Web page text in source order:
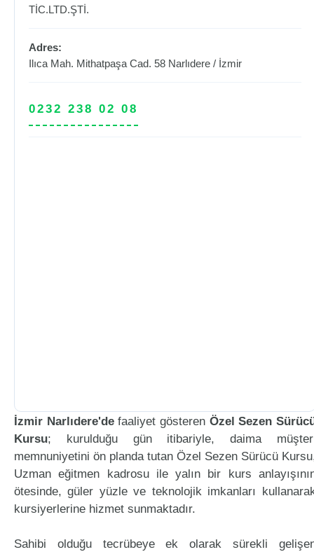
TİC.LTD.ŞTİ.
Adres:
Ilıca Mah. Mithatpaşa Cad. 58 Narlıdere / İzmir
0232 238 02 08
İzmir Narlıdere'defaaliyet gösteren Özel Sezen
Kursu; kurulduğu gün itibariyle, daima
memnuniyetini ön planda tutan Özel Sezen Sürücü
Uzman eğitmen kadrosu ile yalın bir kurs
ötesinde, güler yüzle ve teknolojik imkanları
kursiyerlerine hizmet sunmaktadır.
Sahibi olduğu tecrübeye ek olarak sürekli